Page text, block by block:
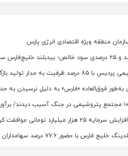
منطقه ویژه اقتصادی انرژی پارس
فوق‌العاده «فارس» به دلیل نرسیدن به
میلیارد تومانی موافقت کردند
با حضور ۷۷.۶ درصد سهامداران آغاز شد